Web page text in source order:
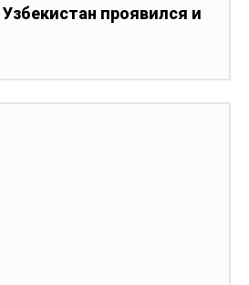
проявился и